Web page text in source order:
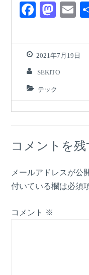
F
e
b
o
o
M
o
d
o
n
E
2021年7月19日
SEKITO
テック
コメントを残
メールアドレスが公
付いている欄は必須
コメント ※